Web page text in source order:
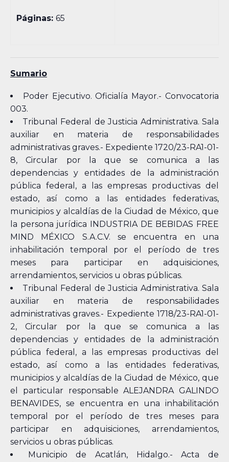
Páginas:65
Sumario
Poder Ejecutivo. Oficialía Mayor.- Convocatoria
003.
Tribunal Federal de Justicia Administrativa. Sala
auxiliar en materia de responsabilidades
administrativas graves.- Expediente 1720/23-RA1-01-
8, Circular por la que se comunica a las
dependencias y entidades de la administración
pública federal, a las empresas productivas del
estado, así como a las entidades federativas,
municipios y alcaldías de la Ciudad de México, que
la persona jurídica INDUSTRIA DE BEBIDAS FREE
MIND MÉXICO S.A.C.V. se encuentra en una
inhabilitación temporal por el período de tres
meses para participar en adquisiciones,
arrendamientos, servicios u obras públicas.
Tribunal Federal de Justicia Administrativa. Sala
auxiliar en materia de responsabilidades
administrativas graves.- Expediente 1718/23-RA1-01-
2, Circular por la que se comunica a las
dependencias y entidades de la administración
pública federal, a las empresas productivas del
estado, así como a las entidades federativas,
municipios y alcaldías de la Ciudad de México, que
el particular responsable ALEJANDRA GALINDO
BENAVIDES, se encuentra en una inhabilitación
temporal por el período de tres meses para
participar en adquisiciones, arrendamientos,
servicios u obras públicas.
Municipio de Acatlán, Hidalgo.- Acta de